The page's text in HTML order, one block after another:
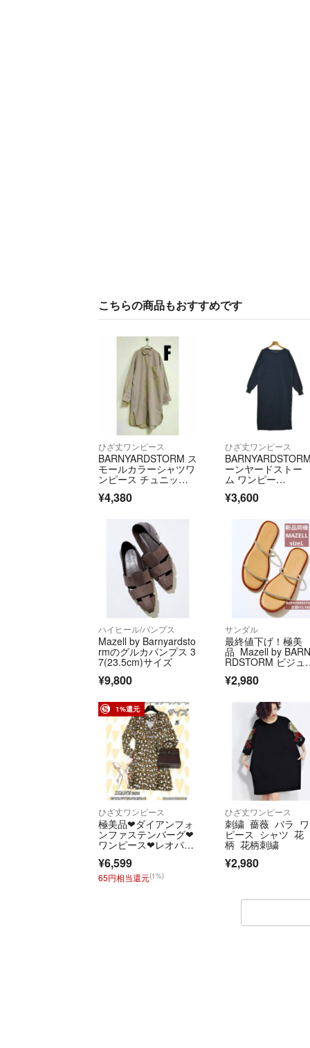
こちらの商品もおすすめです
ひざ丈ワンピース
BARNYARDSTORM ス
モールカラーシャツワ
ンピース チュニッ
ク ベージュ
¥4,380
ひざ丈ワンピース
ーンヤードストー
ム ワンピー
ス S 紺 【古着】【中
古】【送料無料】
¥3,600
ハイヒール/パンプス
Mazell by Barnyardsto
rmのグルカパンプス 3
7(23.5cm)サイズ
¥9,800
サンダル
最終値下げ！極美
品 Mazell by
RDSTORM ビジュ
¥2,980
1%還元
ひざ丈ワンピース
極美品❤ダイアンフォ
ンファステンバーグ❤
ワンピース❤レオパー
¥6,599
65円相当還元(1%)
ひざ丈ワンピース
刺繍 薔薇 バラ
ピース シャツ 花
柄 花柄刺繍
¥2,980